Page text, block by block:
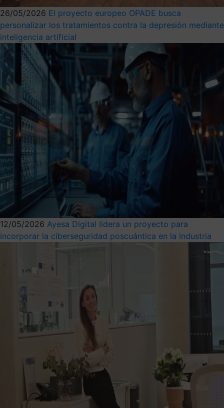
26/05/2026 El proyecto europeo OPADE busca
personalizar los tratamientos contra la depresión mediante
inteligencia artificial
12/05/2026 Ayesa Digital lidera un proyecto para
incorporar la ciberseguridad poscuántica en la industria